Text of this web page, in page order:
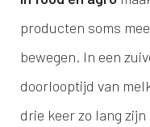
producten soms
bewegen. In een
doorlooptijd van
drie keer zo lang